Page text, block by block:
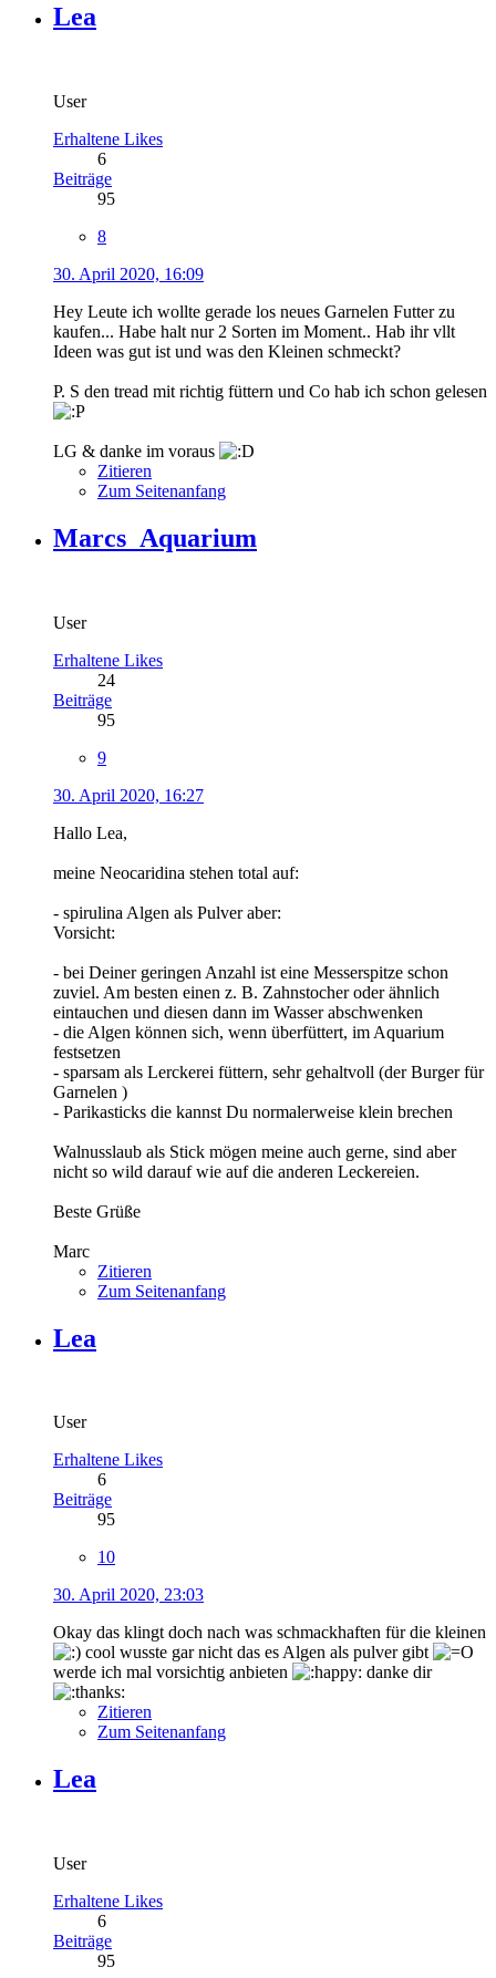
Lea
User
Erhaltene Likes
6
Beiträge
95
8
30. April 2020, 16:09
Hey Leute ich wollte gerade los neues Garnelen Futter zu
kaufen... Habe halt nur 2 Sorten im Moment.. Hab ihr vllt
Ideen was gut ist und was den Kleinen schmeckt?
P. S den tread mit richtig füttern und Co hab ich schon gelesen
LG & danke im voraus
Zitieren
Zum Seitenanfang
Marcs_Aquarium
User
Erhaltene Likes
24
Beiträge
95
9
30. April 2020, 16:27
Hallo Lea,
meine Neocaridina stehen total auf:
- spirulina Algen als Pulver aber:
Vorsicht:
- bei Deiner geringen Anzahl ist eine Messerspitze schon
zuviel. Am besten einen z. B. Zahnstocher oder ähnlich
eintauchen und diesen dann im Wasser abschwenken
- die Algen können sich, wenn überfüttert, im Aquarium
festsetzen
- sparsam als Lerckerei füttern, sehr gehaltvoll (der Burger für
Garnelen )
- Parikasticks die kannst Du normalerweise klein brechen
Walnusslaub als Stick mögen meine auch gerne, sind aber
nicht so wild darauf wie auf die anderen Leckereien.
Beste Grüße
Marc
Zitieren
Zum Seitenanfang
Lea
User
Erhaltene Likes
6
Beiträge
95
10
30. April 2020, 23:03
Okay das klingt doch nach was schmackhaften für die kleinen
cool wusste gar nicht das es Algen als pulver gibt
werde ich mal vorsichtig anbieten
danke dir
Zitieren
Zum Seitenanfang
Lea
User
Erhaltene Likes
6
Beiträge
95